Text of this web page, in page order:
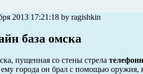
2013 17:21:18 by ragishkin
база омска
пущенная со стены стрела
города он брал с помощью оружия,